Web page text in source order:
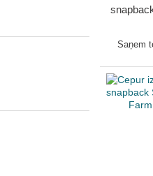
no
Saņem